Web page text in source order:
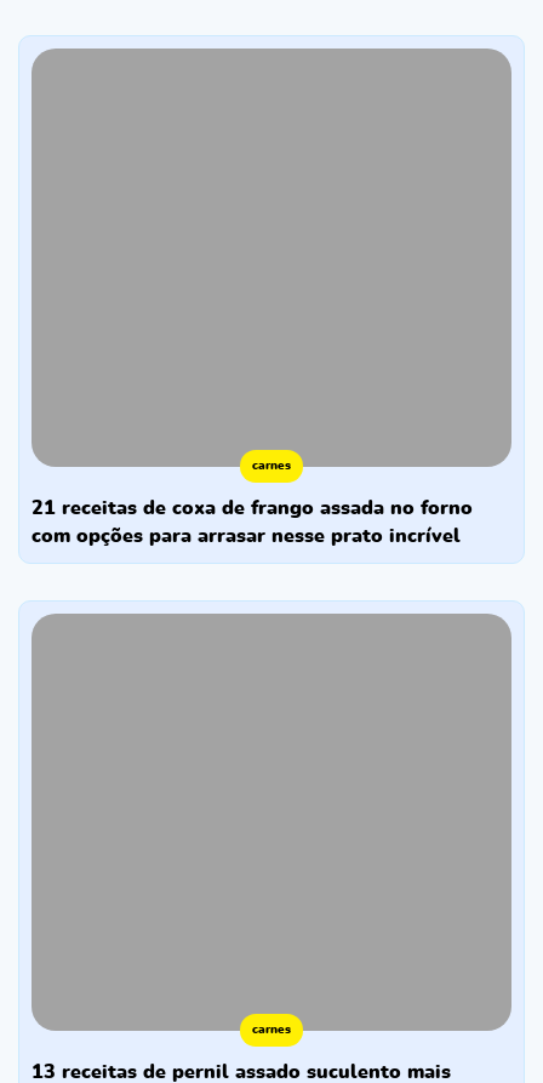
carnes
21 receitas de coxa de frango assada no forno
com opções para arrasar nesse prato incrível
carnes
13 receitas de pernil assado suculento mais